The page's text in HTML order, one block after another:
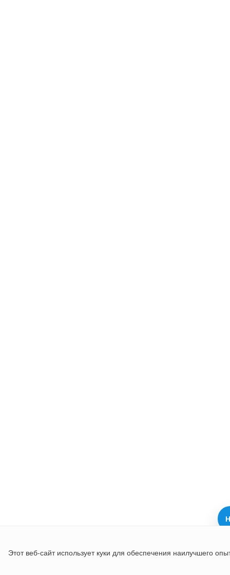
Этот веб-сайт использует куки для обеспечения наилучшего